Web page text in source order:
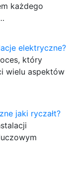
każdego
elektryczne?
który
wielu aspektów
jaki ryczałt?